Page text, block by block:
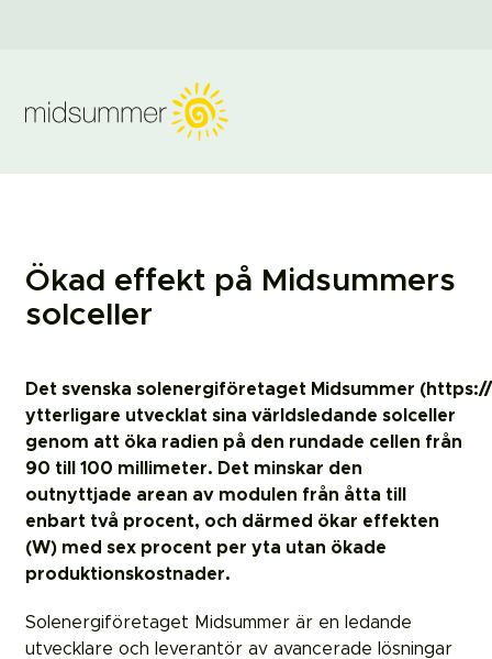
Ökad effekt på Midsummers
solceller
Det svenska solenergiföretaget Midsummer
ytterligare utvecklat sina världsledande solceller
genom att öka radien på den rundade cellen från
90 till 100 millimeter. Det minskar den
outnyttjade arean av modulen från åtta till
enbart två procent, och därmed ökar effekten
(W) med sex procent per yta utan ökade
produktionskostnader.
Solenergiföretaget Midsummer är en ledande
utvecklare och leverantör av avancerade lösningar